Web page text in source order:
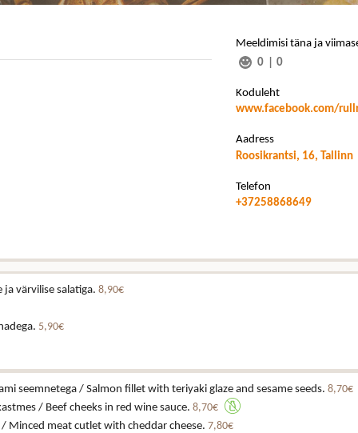
Meeldimisi täna ja
0 |0
Koduleht
www.facebook.com/
Aadress
Roosikrantsi, 16, Tallinn
Telefon
+37258868649
värvilise salatiga. 8,90€
5,90€
seemnetega / Salmon fillet with teriyaki glaze and sesame seeds. 8,70€
/ Beef cheeks in red wine sauce. 8,70€
Minced meat cutlet with cheddar cheese. 7,80€